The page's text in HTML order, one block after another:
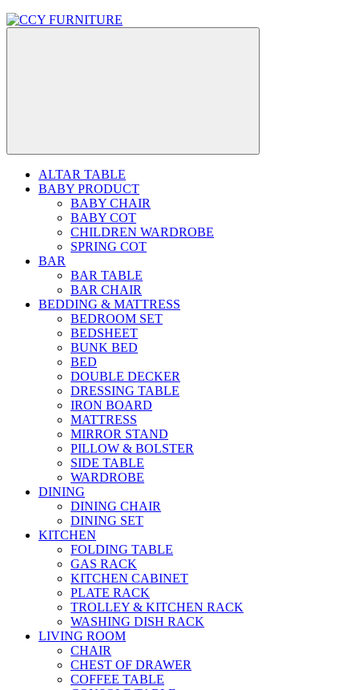
ALTAR TABLE
BABY PRODUCT
BABY CHAIR
BABY COT
CHILDREN WARDROBE
SPRING COT
BAR
BAR TABLE
BAR CHAIR
BEDDING & MATTRESS
BEDROOM SET
BEDSHEET
BUNK BED
BED
DOUBLE DECKER
DRESSING TABLE
IRON BOARD
MATTRESS
MIRROR STAND
PILLOW & BOLSTER
SIDE TABLE
WARDROBE
DINING
DINING CHAIR
DINING SET
KITCHEN
FOLDING TABLE
GAS RACK
KITCHEN CABINET
PLATE RACK
TROLLEY & KITCHEN RACK
WASHING DISH RACK
LIVING ROOM
CHAIR
CHEST OF DRAWER
COFFEE TABLE